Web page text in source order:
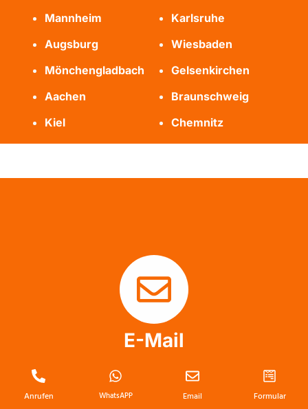
Mannheim
Karlsruhe
Augsburg
Wiesbaden
Mönchengladbach
Gelsenkirchen
Aachen
Braunschweig
Kiel
Chemnitz
E-Mail
info@messie-wohnung-profis.de
Anrufen WhatsAPP Email Formular